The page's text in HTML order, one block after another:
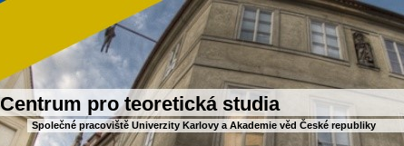
Centrum pro teoretická studia
Společné pracoviště Univerzity Karlovy a Akademie věd České republiky